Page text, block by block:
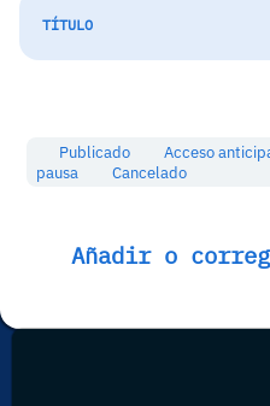
TÍTULO
Publicado Acceso
pausa
Cancelado
Añadir o